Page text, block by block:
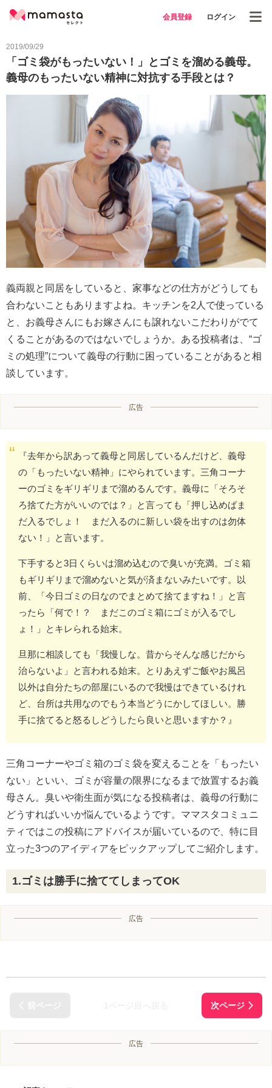
会員登録 ログイン
2019/09/29
「ゴミ袋がもったいない！」とゴミを溜める義母。
義母のもったいない精神に対抗する手段とは？
義両親と同居をしていると、家事などの仕方がどうしても
合わないこともありますよね。キッチンを2人で使っている
と、お義母さんにもお嫁さんにも譲れないこだわりがでて
くることがあるのではないでしょうか。ある投稿者は、“ゴ
ミの処理”について義母の行動に困っていることがあると相
談しています。
広告
『去年から訳あって義母と同居しているんだけど、義母
の「もったいない精神」にやられています。三角コーナ
ーのゴミをギリギリまで溜めるんです。義母に「そろそ
ろ捨てた方がいいのでは？」と言っても「押し込めばま
だ入るでしょ！ まだ入るのに新しい袋を出すのは勿体
ない！」と言います。
下手すると3日くらいは溜め込むので臭いが充満。ゴミ箱
もギリギリまで溜めないと気が済まないみたいです。以
前、「今日ゴミの日なのでまとめて捨てますね！」と言
ったら「何で！？ まだこのゴミ箱にゴミが入るでし
ょ！」とキレられる始末。
旦那に相談しても「我慢しな。昔からそんな感じだから
治らないよ」と言われる始末。とりあえずご飯やお風呂
以外は自分たちの部屋にいるので我慢はできているけれ
ど、台所は共用なのでもう本当どうにかしてほしい。勝
手に捨てると怒るしどうしたら良いと思いますか？』
三角コーナーやゴミ箱のゴミ袋を変えることを「もったい
ない」といい、ゴミが容量の限界になるまで放置するお義
母さん。臭いや衛生面が気になる投稿者は、義母の行動に
どうすればいいか悩んでいるようです。ママスタコミュニ
ティではこの投稿にアドバイスが届いているので、特に目
立った3つのアイディアをピックアップしてご紹介します。
1.ゴミは勝手に捨ててしまってOK
広告
広告